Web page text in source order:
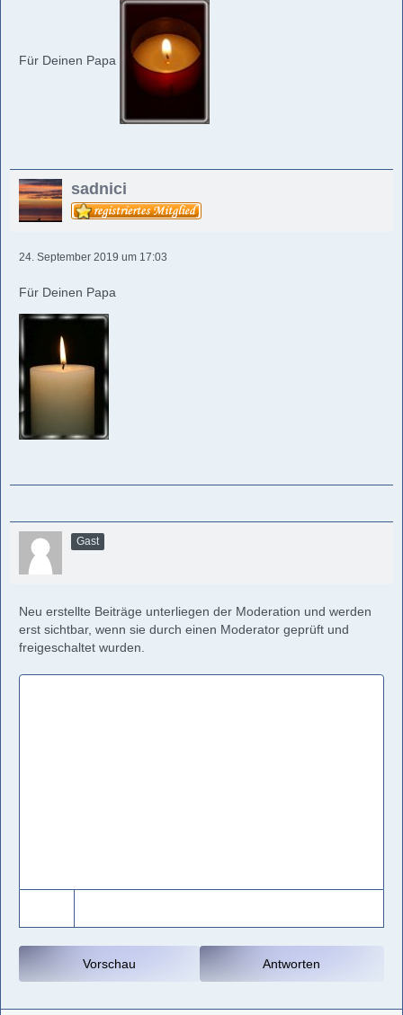
Für Deinen Papa
sadnici
24. September 2019 um 17:03
Für Deinen Papa
Gast
Neu erstellte Beiträge unterliegen der Moderation und werden
erst sichtbar, wenn sie durch einen Moderator geprüft und
freigeschaltet wurden.
Antworten
Vorschau